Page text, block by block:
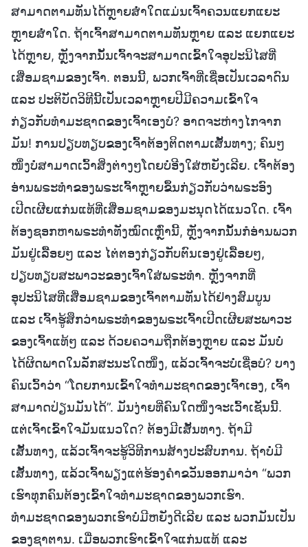
ສາມາດຕາມທັນໄດ້ຫຼາຍສໍ່າໃດແມ່ນເຈົ້າຄວນແຍກແຍະ
ຫຼາຍສໍ່າໃດ. ຖ້າເຈົ້າສາມາດຕາມທັນຫຼາຍ ແລະ ແຍກແຍະ
ໄດ້ຫຼາຍ, ຫຼັງຈາກນັ້ນເຈົ້າຈະສາມາດເຂົ້າໃຈອຸປະນິໄສທີ່
ເສື່ອມຊາມຂອງເຈົ້າ. ຕອນນີ້, ພວກເຈົ້າທີ່ເຊື່ອເປັນເວລາດົນ
ແລະ ປະຕິບັດວິທີນີ້ເປັນເວລາຫຼາຍປີມີຄວາມເຂົ້າໃຈ
ກ່ຽວກັບທຳມະຊາດຂອງເຈົ້າເອງບໍ? ອາດຈະຫ່າງໄກຈາກ
ມັນ! ການປຽບທຽບຂອງເຈົ້າຕ້ອງຕິດຕາມເສັ້ນທາງ; ຄົນໆ
ໜຶ່ງບໍ່ສາມາດເວົ້າສິ່ງຕ່າງໆໂດຍບໍ່ອີງໃສ່ຫຍັງເລີຍ. ເຈົ້າຕ້ອງ
ອ່ານພຣະທຳຂອງພຣະເຈົ້າຫຼາຍຂຶ້ນກ່ຽວກັບວ່າພຣະອົງ
ເປີດເຜີຍແກ່ນແທ້ທີ່ເສື່ອມຊາມຂອງມະນຸດໄດ້ແນວໃດ. ເຈົ້າ
ຕ້ອງຊອກຫາພຣະທຳທັງໝົດເຫຼົ່ານີ້, ຫຼັງຈາກນັ້ນກໍອ່ານພວກ
ມັນຢູ່ເລື້ອຍໆ ແລະ ໄຕ່ຕອງກ່ຽວກັບຕົນເອງຢູ່ເລື້ອຍໆ,
ປຽບທຽບສະພາວະຂອງເຈົ້າໃສ່ພຣະທຳ. ຫຼັງຈາກທີ່
ອຸປະນິໄສທີ່ເສື່ອມຊາມຂອງເຈົ້າຕາມທັນໄດ້ຢ່າງສົມບູນ
ແລະ ເຈົ້າຮູ້ສຶກວ່າພຣະທຳຂອງພຣະເຈົ້າເປີດເຜີຍສະພາວະ
ຂອງເຈົ້າແທ້ໆ ແລະ ດ້ວຍຄວາມຖືກຕ້ອງຫຼາຍ ແລະ ມັນບໍ່
ໄດ້ຜິດພາດໃນລັກສະນະໃດໜຶ່ງ, ແລ້ວເຈົ້າຈະບໍ່ເຊື່ອບໍ? ບາງ
ຄົນເວົ້າວ່າ “ໂດຍການເຂົ້າໃຈທຳມະຊາດຂອງເຈົ້າເອງ, ເຈົ້າ
ສາມາດປ່ຽນມັນໄດ້”. ມັນງ່າຍທີ່ຄົນໃດໜຶ່ງຈະເວົ້າເຊັ່ນນີ້.
ແຕ່ເຈົ້າເຂົ້າໃຈມັນແນວໃດ? ຕ້ອງມີເສັ້ນທາງ. ຖ້າມີ
ເສັ້ນທາງ, ແລ້ວເຈົ້າຈະຮູ້ວິທີການສ້າງປະສົບການ. ຖ້າບໍ່ມີ
ເສັ້ນທາງ, ແລ້ວເຈົ້າພຽງແຕ່ຮ້ອງຄຳຂວັນອອກມາວ່າ “ພວກ
ເຮົາທຸກຄົນຕ້ອງເຂົ້າໃຈທຳມະຊາດຂອງພວກເຮົາ.
ທຳມະຊາດຂອງພວກເຮົາບໍ່ມີຫຍັງດີເລີຍ ແລະ ພວກມັນເປັນ
ຂອງຊາຕານ. ເມື່ອພວກເຮົາເຂົ້າໃຈແກ່ນແທ້ ແລະ